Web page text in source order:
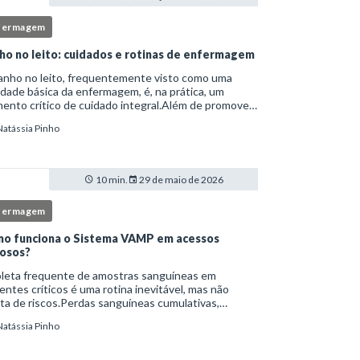
no leito: cuidados e rotinas de enfermagem
no leito, frequentemente visto como uma
básica da enfermagem, é, na prática, um
crítico de cuidado integral.Além de promover
prevenção de complicações e fortalec
Pinho
10 min. 29 de maio de 2026
funciona o Sistema VAMP em acessos
frequente de amostras sanguíneas em
críticos é uma rotina inevitável, mas não
de riscos.Perdas sanguíneas cumulativas,
de múltiplas punções e manipulação
Pinho